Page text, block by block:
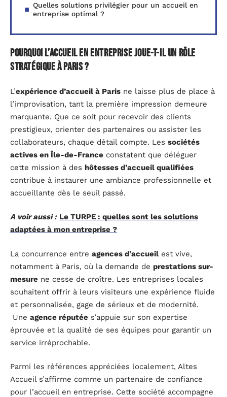
Quelles solutions privilégier pour un accueil en
entreprise optimal ?
Pourquoi l’accueil en entreprise joue-t-il un rôle
stratégique à Paris ?
L’expérience d’accueil à Paris ne laisse plus de place à
l’improvisation, tant la première impression demeure
marquante. Que ce soit pour recevoir des clients
prestigieux, orienter des partenaires ou assister les
collaborateurs, chaque détail compte. Les sociétés
actives en Île-de-France constatent que déléguer
cette mission à des hôtesses d’accueil qualifiées
contribue à instaurer une ambiance professionnelle et
accueillante dès le seuil passé.
A voir aussi : Le TURPE : quelles sont les solutions
adaptées à mon entreprise ?
La concurrence entre agences d’accueil est vive,
notamment à Paris, où la demande de prestations sur-
mesure ne cesse de croître. Les entreprises locales
souhaitent offrir à leurs visiteurs une expérience fluide
et personnalisée, gage de sérieux et de modernité.
Une agence réputée s’appuie sur son expertise
éprouvée et la qualité de ses équipes pour garantir un
service irréprochable.
Parmi les références appréciées localement, Altes
Accueil s’affirme comme un partenaire de confiance
pour l’accueil en entreprise. Cette société accompagne